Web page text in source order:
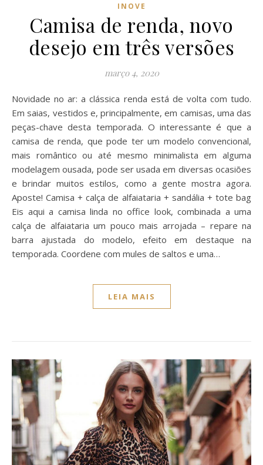
INOVE
Camisa de renda, novo
desejo em três versões
março 4, 2020
Novidade no ar: a clássica renda está de volta com tudo.
Em saias, vestidos e, principalmente, em camisas, uma das
peças-chave desta temporada. O interessante é que a
camisa de renda, que pode ter um modelo convencional,
mais romântico ou até mesmo minimalista em alguma
modelagem ousada, pode ser usada em diversas ocasiões
e brindar muitos estilos, como a gente mostra agora.
Aposte! Camisa + calça de alfaiataria + sandália + tote bag
Eis aqui a camisa linda no office look, combinada a uma
calça de alfaiataria um pouco mais arrojada – repare na
barra ajustada do modelo, efeito em destaque na
temporada. Coordene com mules de saltos e uma…
LEIA MAIS